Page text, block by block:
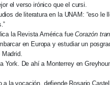
el verso irónico que el cursi.
de literatura en la UNAM: “eso le
la Revista América fueCorazón
en Europa y estudiar un
York. De ahí a Monterrey en
a la vocación, defiende Rosario